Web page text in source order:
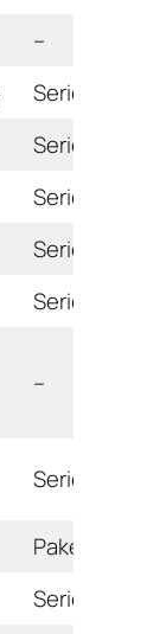
–
Serie
Serie
Serie
Serie
Serie
–
Serie
Paket
Serie